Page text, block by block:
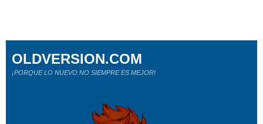
OLDVERSION.COM
¡PORQUE LO NUEVO NO SIEMPRE ES MEJOR!